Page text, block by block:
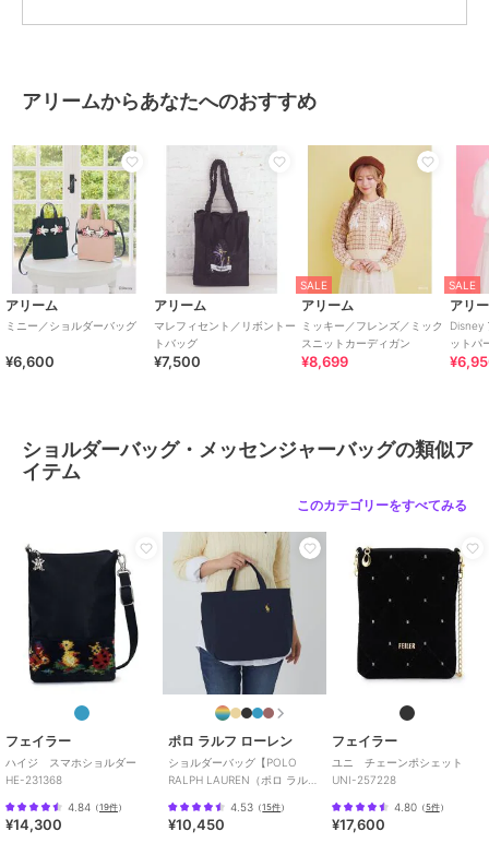
アリームからあなたへのおすすめ
アリーム
ミニー／ショルダーバッグ
¥6,600
アリーム
マレフィセント／リボントー
トバッグ
¥7,500
SALE
アリーム
ミッキー／フレンズ／ミック
スニットカーディガン
¥8,699
SALE
アリ
Disney
ットパ
ショルダーバッグ・メッセンジャーバッグの類似ア
イテム
このカテゴリーをすべてみる
フェイラー
ハイジ スマホショルダー
HE-231368
4.84 （19件）
¥14,300
ポロ ラルフ ローレン
ショルダーバッグ【POLO
RALPH LAUREN（ポロ ラルフ
4.53 （15件）
¥10,450
フェイラー
ユニ チェーンポシェット
UNI-257228
4.80（5件）
¥17,600